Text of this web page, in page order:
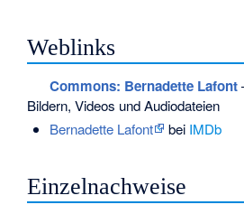
Weblinks
Commons: Bernadette Lafont
Bildern, Videos und Audiodateien
Bernadette Lafont
bei IMDb
Einzelnachweise